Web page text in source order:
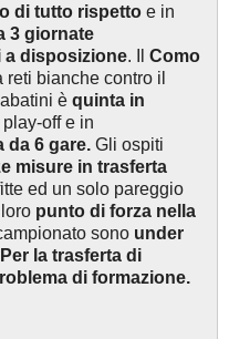
di tutto rispetto e in
3 giornate
a disposizione. Il Como
bianche contro il
è quinta in
off e in
da 6 gare. Gli ospiti
misure in trasferta
ed un solo pareggio
punto di forza nella
sono under
la trasferta di
di formazione.